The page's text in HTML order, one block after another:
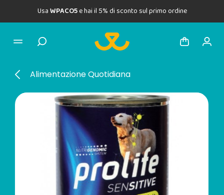
UsaWPACO5e hai il 5% di sconto sul primo ordine
Alimentazione Quotidiana